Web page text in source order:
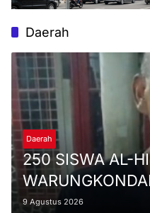
Daerah
Daerah
250 SISWA AL-
KERACUNAN
9 Agustus 2026